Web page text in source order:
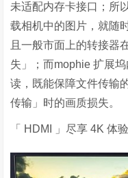
未适配内存卡接口；所
载相机中的图片，就随
且一般市面上的转接器
失」；而mophie扩展
读，既能保障文件传输
传输」时的画质损失。
「 HDMI 」尽享 4K体验